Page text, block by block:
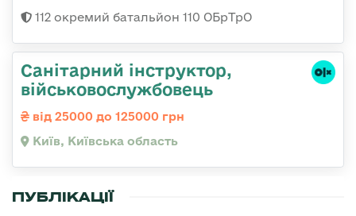
112 окремий батальйон 110 ОБрТрО
Санітарний інструктор,
військовослужбовець
від 25000 до 125000 грн
Київ, Київська область
ПУБЛІКАЦІЇ